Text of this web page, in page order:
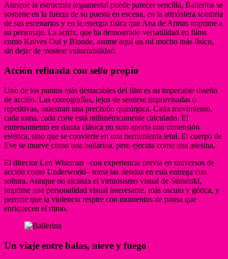
Aunque la estructura argumental puede parecer sencilla, Ballerina se
sostiene en la fuerza de su puesta en escena, en la atmósfera sombría
de sus escenarios y en la energía física que Ana de Armas imprime a
su personaje. La actriz, que ha demostrado versatilidad en films
como Knives Out y Blonde, asume aquí un rol mucho más físico,
sin dejar de mostrar vulnerabilidad.
Acción refinada con sello propio
Uno de los puntos más destacables del film es su impecable diseño
de acción. Las coreografías, lejos de sentirse improvisadas o
repetitivas, muestran una precisión quirúrgica. Cada movimiento,
cada toma, cada corte está milimétricamente calculado. El
entrenamiento en danza clásica no solo aporta una dimensión
estética, sino que se convierte en una herramienta letal. El cuerpo de
Eve se mueve como una bailarina, pero ejecuta como una asesina.
El director Len Wiseman –con experiencia previa en universos de
acción como Underworld– toma las riendas en esta entrega con
soltura. Aunque no alcanza el virtuosismo visual de Stahelski,
imprime una personalidad visual interesante, más oscura y gótica, y
permite que la violencia respire con momentos de pausa que
enriquecen el ritmo.
Un viaje entre balas, nieve y fuego